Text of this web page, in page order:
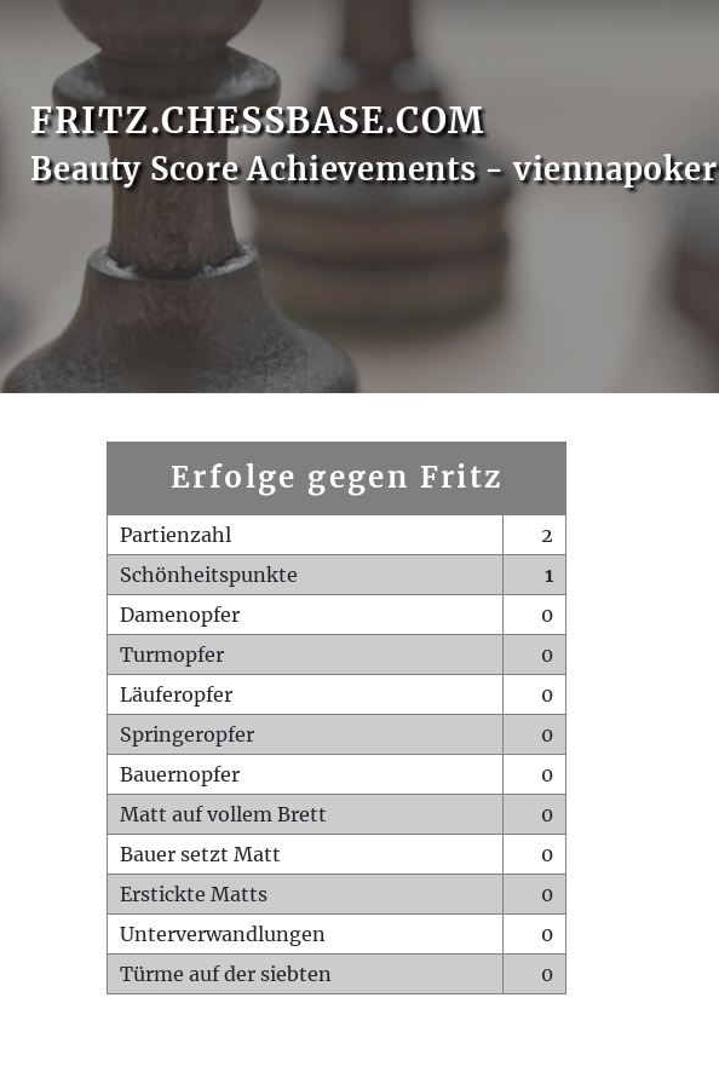
FRITZ.CHESSBASE.COM
Beauty Score Achievements - viennapoker
Erfolge gegen Fritz
Partienzahl
2
Schönheitspunkte
1
Damenopfer
0
Turmopfer
0
Läuferopfer
0
Springeropfer
0
Bauernopfer
0
Matt auf vollem Brett
0
Bauer setzt Matt
0
Erstickte Matts
0
Unterverwandlungen
0
Türme auf der siebten
0